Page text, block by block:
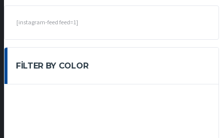
[instagram-feed feed=1]
FILTER BY COLOR